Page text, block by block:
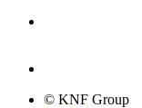
© KNF Group